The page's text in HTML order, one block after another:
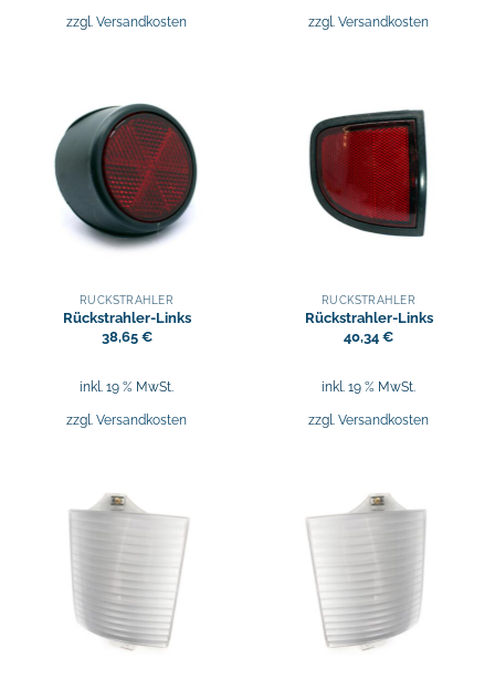
zzgl. Versandkosten zzgl. Versandkosten
RÜCKSTRAHLER
Rückstrahler-Links
38,65 €
inkl. 19 % MwSt.
zzgl. Versandkosten
RÜCKSTRAHLER
Rückstrahler-Links
40,34 €
inkl. 19 % MwSt.
zzgl. Versandkosten